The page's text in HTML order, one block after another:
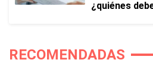
¿quiénes
RECOMENDADAS